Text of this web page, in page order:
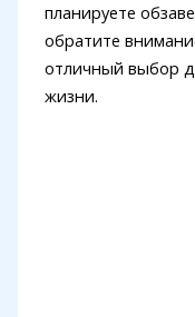
планируете
обратите
отличный выбор
жизни.